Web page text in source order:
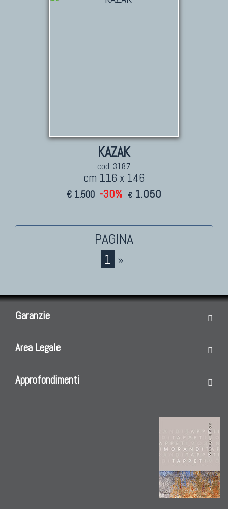
KAZAK
cod. 3187
cm 116 x 146
€ 1.500 -30% € 1.050
1 »
Garanzie
Area Legale
Approfondimenti